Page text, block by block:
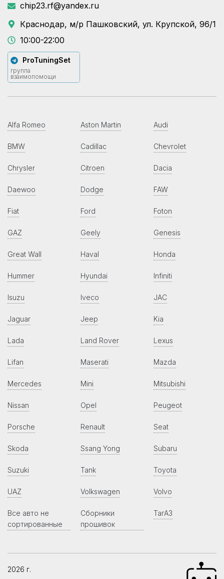
chip23.rf@yandex.ru
Краснодар, м/р Пашковский, ул. Крупской, 96/1
10:00-22:00
ProTuningSet
группа
взаимопомощи
Alfa Romeo Aston Martin Audi
BMW Cadillac Chevrolet
Chrysler Citroen Dacia
Daewoo Dodge FAW
Fiat Ford Foton
GAZ Geely Genesis
Great Wall Haval Honda
Hummer Hyundai Infiniti
Isuzu Iveco JAC
Jaguar Jeep Kia
Lada Land Rover Lexus
Lifan Maserati Mazda
Mercedes Mini Mitsubishi
Nissan Opel Peugeot
Porsche Renault Seat
Skoda Ssang Yong Subaru
Suzuki Tank Toyota
UAZ Volkswagen Volvo
Все авто не
сортированные
Сборники
прошивок
ТагАЗ
2026 г.